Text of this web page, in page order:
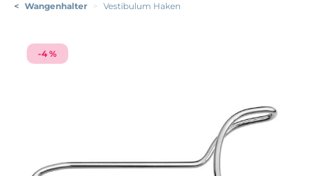
< Wangenhalter > Vestibulum Haken
-4 %